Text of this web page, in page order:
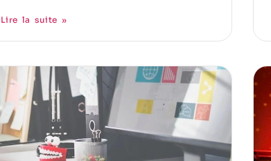
Lire la suite »